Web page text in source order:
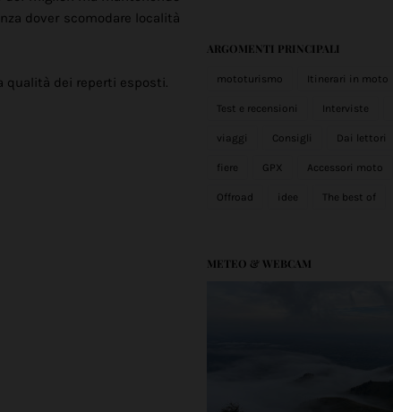
dover scomodare località
qualità dei reperti esposti.
ARGOMENTI PRINCIPALI
mototurismo Itinerari in moto
Test e recensioni Interviste
viaggi Consigli Dai lettori
fiere GPX Accessori moto
Offroad idee The best of
METEO & WEBCAM